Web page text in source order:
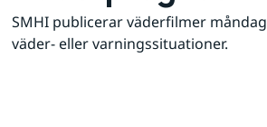
SMHI publicerar väderfilmer
väder- eller varningssituationer.